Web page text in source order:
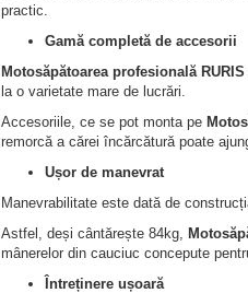
practic.
Gamă completă de accesorii
Motosăpătoarea profesională RURIS
la o varietate mare de lucrări.
Accesoriile, ce se pot monta pe
remorcă a cărei încărcătură poate
Ușor de manevrat
Manevrabilitate este dată de
Astfel, deși cântărește 84kg,
mânerelor din cauciuc concepute
Întreținere ușoară